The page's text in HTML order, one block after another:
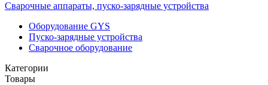
Сварочные аппараты, пуско-зарядные устройства
Оборудование GYS
Пуско-зарядные устройства
Сварочное оборудование
Категории
Товары